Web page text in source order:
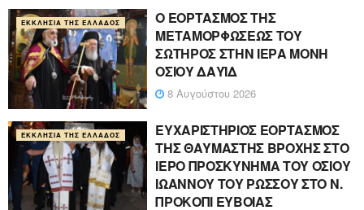
ΕΚΚΛΗΣΊΑ ΤΗΣ ΕΛΛΆΔΟΣ
Ο ΕΟΡΤΑΣΜΟΣ ΤΗΣ
ΜΕΤΑΜΟΡΦΩΣΕΩΣ ΤΟΥ
ΣΩΤΗΡΟΣ ΣΤΗΝ ΙΕΡΑ ΜΟΝΗ
ΟΣΙΟΥ ΔΑΥΪΔ
8 Αυγούστου 2026
ΕΚΚΛΗΣΊΑ ΤΗΣ ΕΛΛΆΔΟΣ
ΕΥΧΑΡΙΣΤΗΡΙΟΣ ΕΟΡΤΑΣΜΟΣ
ΤΗΣ ΘΑΥΜΑΣΤΗΣ ΒΡΟΧΗΣ ΣΤΟ
ΙΕΡΟ ΠΡΟΣΚΥΝΗΜΑ ΤΟΥ ΟΣΙΟΥ
ΙΩΑΝΝΟΥ ΤΟΥ ΡΩΣΣΟΥ ΣΤΟ Ν.
ΠΡΟΚΟΠΙ ΕΥΒΟΙΑΣ